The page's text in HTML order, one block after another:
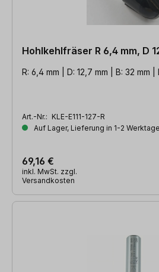
Hohlkehlfräser R 6,4 mm, D
R: 6,4 mm | D: 12,7 mm | B: 32 mm |
Art.-Nr.: KLE-E111-127-R
Auf Lager, Lieferung in 1-2
69,16 €
inkl. MwSt. zzgl.
Versandkosten